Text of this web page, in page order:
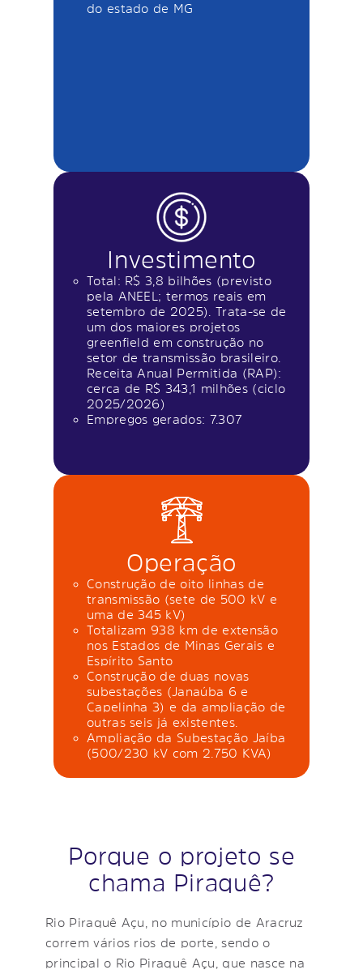
do estado de MG
Investimento
Total: R$ 3,8 bilhões (previsto
pela ANEEL; termos reais em
setembro de 2025). Trata-se de
um dos maiores projetos
greenfield em construção no
setor de transmissão brasileiro.
Receita Anual Permitida (RAP):
cerca de R$ 343,1 milhões (ciclo
2025/2026)
Empregos gerados: 7.307
Operação
Construção de oito linhas de
transmissão (sete de 500 kV e
uma de 345 kV)
Totalizam 938 km de extensão
nos Estados de Minas Gerais e
Espírito Santo
Construção de duas novas
subestações (Janaúba 6 e
Capelinha 3) e da ampliação de
outras seis já existentes.
Ampliação da Subestação Jaíba
(500/230 kV com 2.750 KVA)
Porque o projeto se
chama Piraquê?
Rio Piraquê Açu, no município de Aracruz
correm vários rios de porte, sendo o
principal o Rio Piraquê Açu, que nasce na